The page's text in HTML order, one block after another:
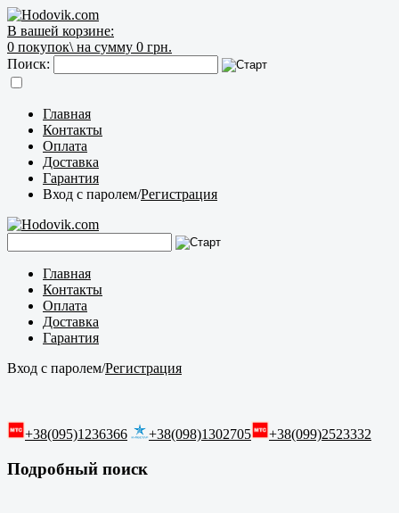
В вашей корзине:
0 покупок\ на сумму 0 грн.
Поиск:
Главная
Контакты
Оплата
Доставка
Гарантия
Вход с паролем/Регистрация
Главная
Контакты
Оплата
Доставка
Гарантия
Вход с паролем/Регистрация
+38(095)1236366 +38(098)1302705 +38(099)2523332
Подробный поиск